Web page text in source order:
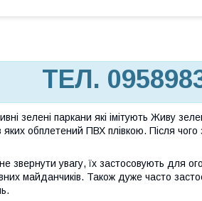
ТЕЛ.
зелені паркани які імітують Живу
яких обплетений ПВХ плівкою. Після
звернути увагу, їх застосовують для
майданчиків. Також дуже часто